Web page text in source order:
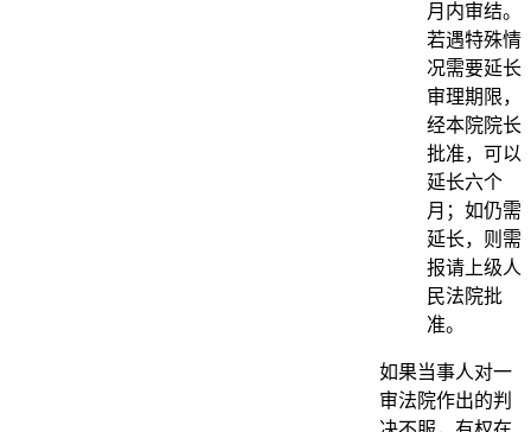
月内审结。
若遇特殊情
况需要延长
审理期限，
经本院院长
批准，可以
延长六个
月；如仍需
延长，则需
报请上级人
民法院批
准。
如果当事人对一
审法院作出的判